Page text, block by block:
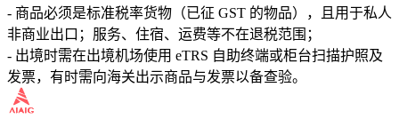
- 商品必须是标准税率货物（已征 GST 的物品），且用于私人
非商业出口；服务、住宿、运费等不在退税范围；
- 出境时需在出境机场使用 eTRS 自助终端或柜台扫描护照及
发票，有时需向海关出示商品与发票以备查验。